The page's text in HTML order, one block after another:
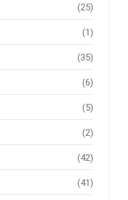
(25)
(1)
(35)
(6)
(5)
(2)
(42)
(41)